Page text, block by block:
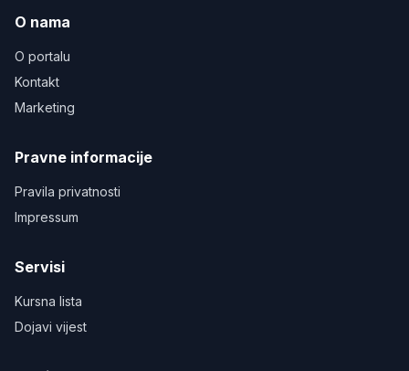
O nama
O portalu
Kontakt
Marketing
Pravne informacije
Pravila privatnosti
Impressum
Servisi
Kursna lista
Dojavi vijest